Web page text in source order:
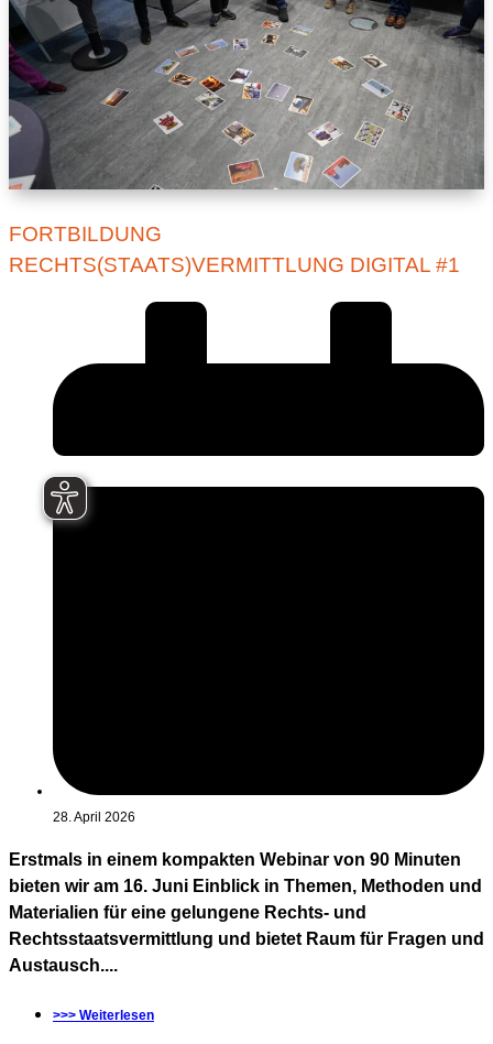
FORTBILDUNG
RECHTS(STAATS)VERMITTLUNG DIGITAL #1
28. April 2026
Erstmals in einem kompakten Webinar von 90 Minuten
bieten wir am 16. Juni Einblick in Themen, Methoden und
Materialien für eine gelungene Rechts- und
Rechtsstaatsvermittlung und bietet Raum für Fragen und
Austausch....
>>> Weiterlesen